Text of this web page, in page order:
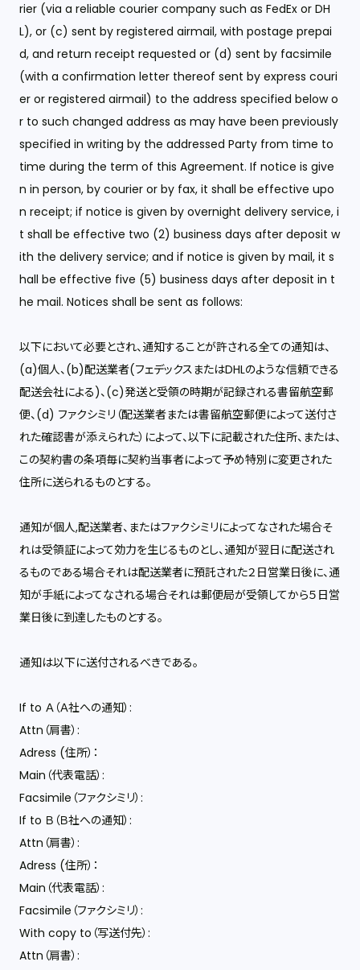
rier (via a reliable courier company such as FedEx or DH
L), or (c) sent by registered airmail, with postage prepai
d, and return receipt requested or (d) sent by facsimile
(with a confirmation letter thereof sent by express couri
er or registered airmail) to the address specified below o
r to such changed address as may have been previously
specified in writing by the addressed Party from time to
time during the term of this Agreement. If notice is give
n in person, by courier or by fax, it shall be effective upo
n receipt; if notice is given by overnight delivery service, i
t shall be effective two (2) business days after deposit w
ith the delivery service; and if notice is given by mail, it s
hall be effective five (5) business days after deposit in t
he mail. Notices shall be sent as follows:
以下において必要とされ、通知することが許される全ての通知は、
(a)個人、(b)配送業者(フェデックスまたはDHLのような信頼できる
配送会社による)、(c)発送と受領の時期が記録される書留航空郵
便、(d) ファクシミリ（配送業者または書留航空郵便によって送付さ
れた確認書が添えられた）によって、以下に記載された住所、または、
この契約書の条項毎に契約当事者によって予め特別に変更された
住所に送られるものとする。
通知が個人,配送業者、またはファクシミリによってなされた場合そ
れは受領証によって効力を生じるものとし、通知が翌日に配送され
るものである場合それは配送業者に預託された２日営業日後に、通
知が手紙によってなされる場合それは郵便局が受領してから５日営
業日後に到達したものとする。
通知は以下に送付されるべきである。
If to Ａ（Ａ社への通知）:
Attn（肩書）:
Adress (住所）：
Main（代表電話）:
Facsimile（ファクシミリ）:
If to Ｂ（Ｂ社への通知）:
Attn（肩書）:
Adress (住所）：
Main（代表電話）:
Facsimile（ファクシミリ）:
With copy to（写送付先）:
Attn（肩書）: